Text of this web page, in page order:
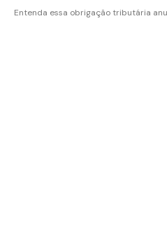
Entenda essa obrigação tributária